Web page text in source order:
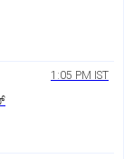
1:05 PM IST